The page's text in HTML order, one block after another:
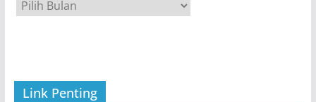
r
Link Penting